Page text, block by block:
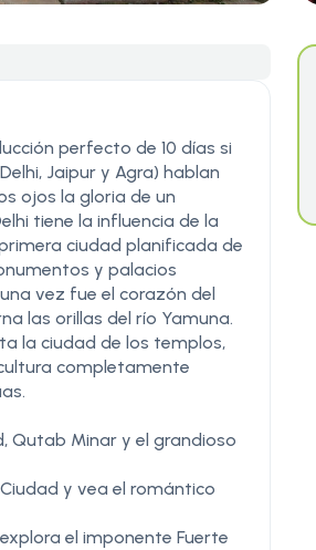
perfecto de 10 días si
Jaipur y Agra) hablan
ojos la gloria de un
tiene la influencia de la
ciudad planificada de
y palacios
vez fue el corazón del
las orillas del río Yamuna.
la ciudad de los templos,
completamente
Qutab Minar y el grandioso
y vea el romántico
el imponente Fuerte